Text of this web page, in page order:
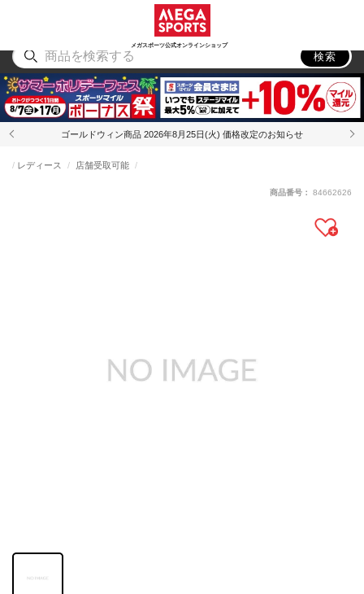
メガスポーツ公式オンラインショップ
アウトドア
検索
ゴールドウィン商品 2026年8月25日(火) 価格改定のお知らせ
レディース 店舗受取可能
商品番号： 84662626